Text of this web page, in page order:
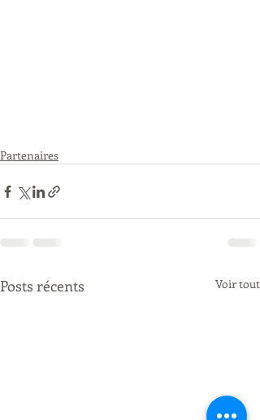
Partenaires
Posts récents Voir tout